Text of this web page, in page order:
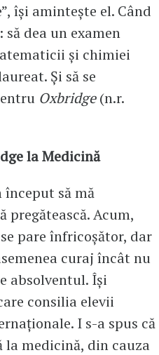
își amintește el. Când
dea un examen
și chimiei
Și să se
Oxbridge(n.r.
la Medicină
să mă
pregătească. Acum,
pare înfricoșător, dar
curaj încât nu
absolventul. Își
consilia elevii
I s-a spus că
la medicină, din cauza